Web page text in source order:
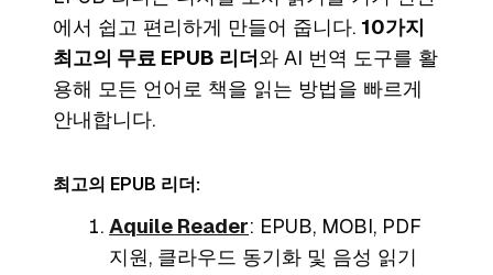
에서 쉽고 편리하게 만들어 줍니다. 10가지
최고의 무료 EPUB 리더 와 AI 번역 도구를 활
용해 모든 언어로 책을 읽는 방법을 빠르게
안내합니다.
최고의 EPUB 리더:
Aquile Reader: EPUB, MOBI, PDF
지원, 클라우드 동기화 및 음성 읽기